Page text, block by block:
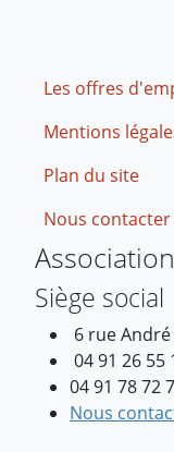
Footer
Les offres
Mentions
Plan du site
Nous contacter
Siège social
6 rue André
04 91 26 55
04 91 78 72
Nous